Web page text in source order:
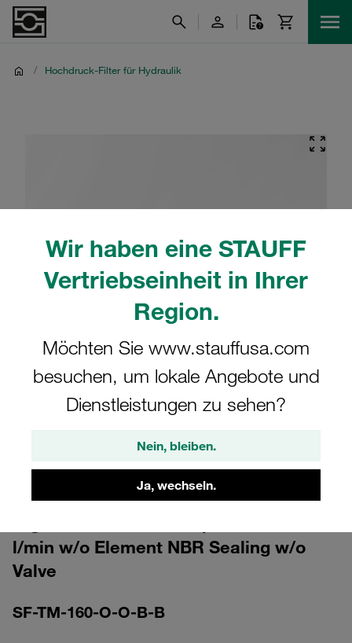
Wir haben eine STAUFF
Vertriebseinheit in Ihrer
Region.
Möchten Sie www.stauffusa.com
besuchen, um lokale Angebote und
Dienstleistungen zu sehen?
Nein, bleiben.
Ja, wechseln.
/ Hochdruck-Filter für Hydraulik
Bitte beachten Sie: Das Bild dient nur zur Veranschaulichung und kann vom
tatsächlichen Produkt abweichen.
l/min w/o Element NBR Sealing w/o
Valve
SF-TM-160-O-O-B-B